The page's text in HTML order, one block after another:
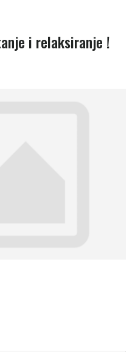
i relaksiranje !